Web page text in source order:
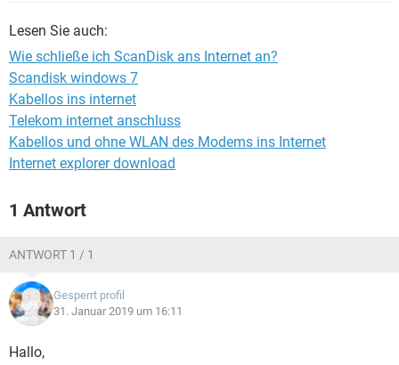
Lesen Sie auch:
Wie schließe ich ScanDisk ans Internet an?
Scandisk windows 7
Kabellos ins internet
Telekom internet anschluss
Kabellos und ohne WLAN des Modems ins Internet
Internet explorer download
1 Antwort
ANTWORT 1 / 1
Gesperrt profil
31. Januar 2019 um 16:11
Hallo,